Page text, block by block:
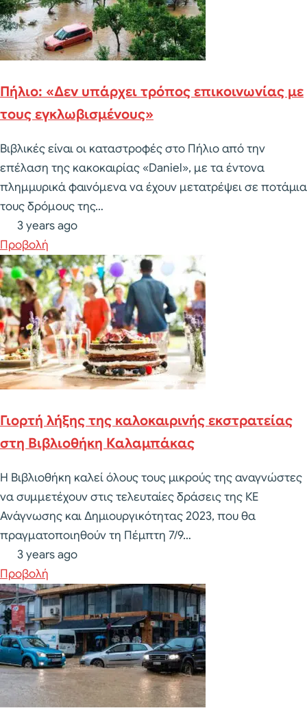
Πήλιο: «Δεν υπάρχει τρόπος επικοινωνίας με
τους εγκλωβισμένους»
Βιβλικές είναι οι καταστροφές στο Πήλιο από την
επέλαση της κακοκαιρίας «Daniel», με τα έντονα
πλημμυρικά φαινόμενα να έχουν μετατρέψει σε ποτάμια
τους δρόμους της…
3 years ago
Προβολή
Γιορτή λήξης της καλοκαιρινής εκστρατείας
στη Βιβλιοθήκη Καλαμπάκας
Η Βιβλιοθήκη καλεί όλους τους μικρούς της αναγνώστες
να συμμετέχουν στις τελευταίες δράσεις της ΚΕ
Ανάγνωσης και Δημιουργικότητας 2023, που θα
πραγματοποιηθούν τη Πέμπτη 7/9…
3 years ago
Προβολή